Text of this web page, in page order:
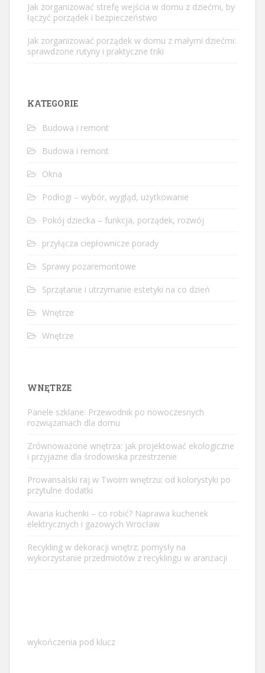
Jak zorganizować strefę wejścia w domu z dziećmi, by
łączyć porządek i bezpieczeństwo
Jak zorganizować porządek w domu z małymi dziećmi:
sprawdzone rutyny i praktyczne triki
KATEGORIE
Budowa i remont
Budowa i remont
Okna
Podłogi – wybór, wygląd, użytkowanie
Pokój dziecka – funkcja, porządek, rozwój
przyłącza ciepłownicze porady
Sprawy pozaremontowe
Sprzątanie i utrzymanie estetyki na co dzień
Wnętrze
Wnętrze
WNĘTRZE
Panele szklane: Przewodnik po nowoczesnych
rozwiązaniach dla domu
Zrównoważone wnętrza: jak projektować ekologiczne
i przyjazne dla środowiska przestrzenie
Prowansalski raj w Twoim wnętrzu: od kolorystyki po
przytulne dodatki
Awaria kuchenki – co robić? Naprawa kuchenek
elektrycznych i gazowych Wrocław
Recykling w dekoracji wnętrz: pomysły na
wykorzystanie przedmiotów z recyklingu w aranżacji
wykończenia pod klucz